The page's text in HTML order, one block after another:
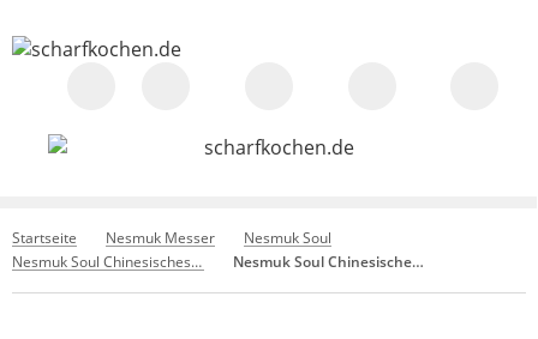
Startseite Nesmuk Messer
Nesmuk Soul
Nesmuk Soul Chinesisches Kochmesser 180
Nesmuk Soul Chinesisches Kochmesser 180 - NEU!